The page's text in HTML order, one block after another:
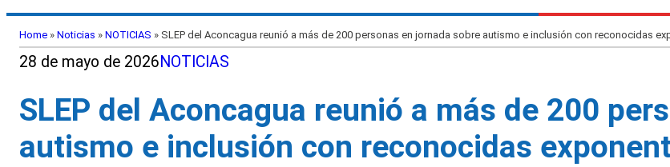
Home » Noticias » NOTICIAS » SLEP del Aconcagua reunió a más de 200 personas en jornada sobre autismo e inclusión con reconocidas
28 de mayo de 2026NOTICIAS
SLEP del Aconcagua reunió a más de 200
autismo e inclusión con reconocidas